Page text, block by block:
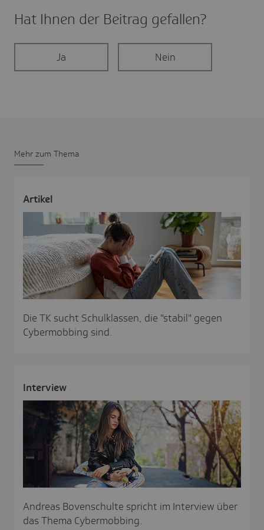
Hat Ihnen der Beitrag gefal­len?
Ja Nein
Mehr zum Thema
Artikel
Die TK sucht Schulklassen, die "stabil" gegen
Cybermobbing sind.
Inter­view
Andreas Bovenschulte spricht im Interview über
das Thema Cybermobbing.